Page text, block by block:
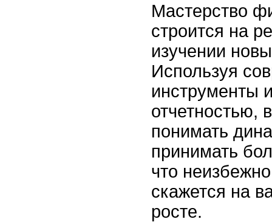
Мастерство
строится на
изучении
Используя
инструменты
отчетностью,
понимать
принимать
что
скажется на
росте.